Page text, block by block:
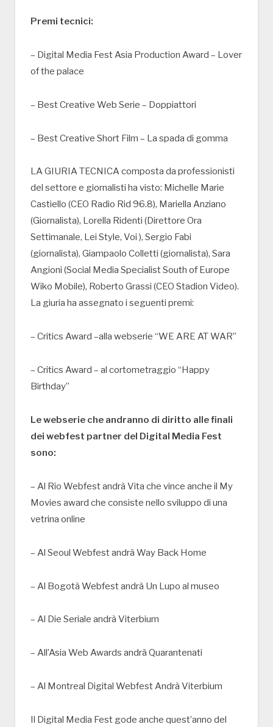
Premi tecnici:
– Digital Media Fest Asia Production Award – Lover
of the palace
– Best Creative Web Serie – Doppiattori
– Best Creative Short Film – La spada di gomma
LA GIURIA TECNICA composta da professionisti
del settore e giornalisti ha visto: Michelle Marie
Castiello (CEO Radio Rid 96.8), Mariella Anziano
(Giornalista), Lorella Ridenti (Direttore Ora
Settimanale, Lei Style, Voi ), Sergio Fabi
(giornalista), Giampaolo Colletti (giornalista), Sara
Angioni (Social Media Specialist South of Europe
Wiko Mobile), Roberto Grassi (CEO Stadion Video).
La giuria ha assegnato i seguenti premi:
– Critics Award –alla webserie “WE ARE AT WAR”
– Critics Award – al cortometraggio “Happy
Birthday”
Le webserie che andranno di diritto alle finali
dei webfest partner del Digital Media Fest
sono:
– Al Rio Webfest andrà Vita che vince anche il My
Movies award che consiste nello sviluppo di una
vetrina online
– Al Seoul Webfest andrà Way Back Home
– Al Bogotà Webfest andrà Un Lupo al museo
– Al Die Seriale andrà Viterbium
– All’Asia Web Awards andrà Quarantenati
– Al Montreal Digital Webfest Andrà Viterbium
Il Digital Media Fest gode anche quest’anno del